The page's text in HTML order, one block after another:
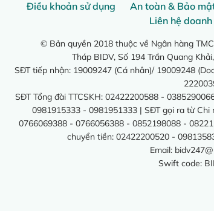
Điều khoản sử dụng An toàn & Bảo
Liên hệ
© Bản quyền 2018 thuộc về Ngân hàng
Tháp BIDV, Số 194 Trần Quang
SĐT tiếp nhận: 19009247 (Cá nhân)/ 19009248
SĐT Tổng đài TTCSKH: 02422200588 -
0981915333 - 0981951333 | SĐT gọi ra từ
0766069388 - 0766056388 - 0852198088 -
chuyển tiền: 02422200520 -
Email:
Swift code: